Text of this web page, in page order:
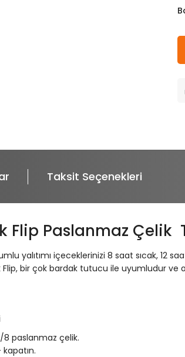
Taksit Seçenekleri
Flip Paslanmaz Çelik
yalıtımı içeceklerinizi 8 saat sıcak,
Flip, bir çok bardak tutucu ile uyumludur ve
8 paslanmaz çelik.